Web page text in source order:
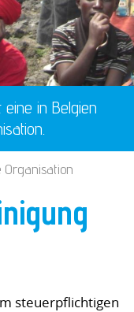
eine in Belgien
steuerpflichtigen